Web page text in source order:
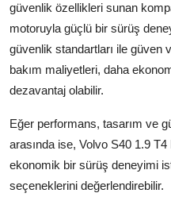
güvenlik özellikleri sunan
motoruyla güçlü bir sürüş
güvenlik standartları ile güven
bakım maliyetleri, daha
dezavantaj olabilir.
Eğer performans, tasarım ve
arasında ise, Volvo S40 1.9
ekonomik bir sürüş deneyimi
seçeneklerini değerlendirebilir.